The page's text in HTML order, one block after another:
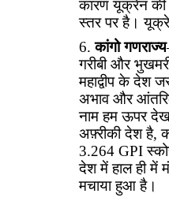
कारण यूक्रेन की
स्तर पर है।
कांगो गणराज्य
गरीबी और
महाद्वीप के देश
अभाव और
नाम हम ऊपर
अफ़्रीकी देश है,
3.264 GPI
देश में हाल ही में
मचाया हुआ है।